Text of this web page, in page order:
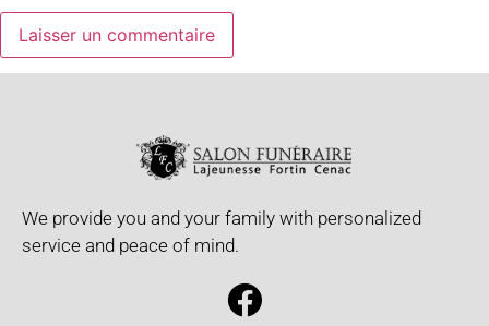
We provide you and your family with personalized
service and peace of mind.